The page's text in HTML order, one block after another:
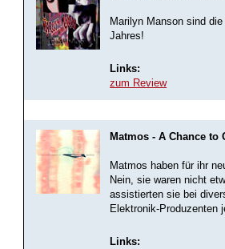
Marilyn Manson sind
Jahres!
Links:
zum Review
Matmos - A Chance to
Matmos haben für ihr
Nein, sie waren nicht
assistierten sie bei
Elektronik-Produzenten
Links: